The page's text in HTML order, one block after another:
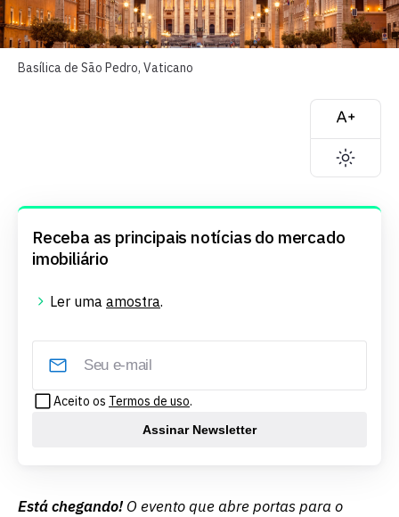
Basílica de São Pedro, Vaticano
Receba as principais notícias do mercado
imobiliário
Ler uma amostra.
Aceito os Termos de uso.
Assinar Newsletter
Está chegando! O evento que abre portas para o